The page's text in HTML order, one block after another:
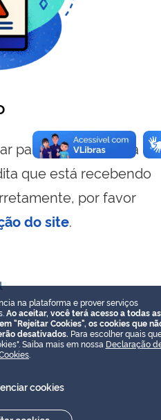
para visualizar essa
que está recebendo
por favor
do site.
na plataforma e prover serviços
Ao aceitar, você terá acesso a todas as
"Rejeitar Cookies", os cookies que
desativados. Para escolher quais
Saiba mais em nossa Declaração
cookies